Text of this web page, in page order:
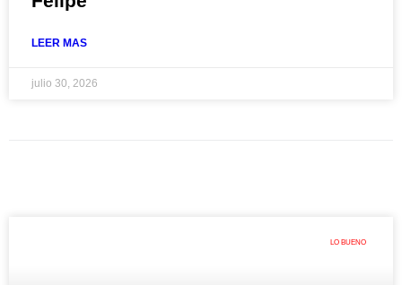
LEER MAS
julio 30, 2026
LO BUENO